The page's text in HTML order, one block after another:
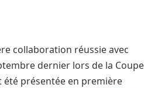
collaboration réussie avec
dernier lors de la Coupe
été présentée en première